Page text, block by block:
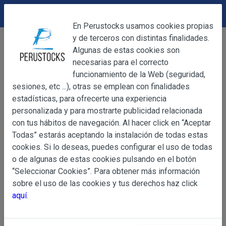
Alimentación
Chocolates
Chocolate Triangulo 30g
OBJETO
Información
Básica
sobre
de Datos
OBJETO
Las presentes Condiciones Generales regulan la
web www.perustocks.es, del que es titular ALBERT
YACARINE (en adelante, PERUSTOCKS).
La adquisición de cualesquiera de los productos
DEVOLUCIONES
En Perustocks usamos cookies propias
y de terceros con distintas finalidades.
Algunas de estas cookies son
necesarias para el correcto
funcionamiento de la Web (seguridad,
sesiones, etc ...), otras se emplean con finalidades
estadísticas, para ofrecerte una experiencia
personalizada y para mostrarte publicidad relacionada
con tus hábitos de navegación. Al hacer click en “Aceptar
Todas” estarás aceptando la instalación de todas estas
cookies. Si lo deseas, puedes configurar el uso de todas
o de algunas de estas cookies pulsando en el botón
“Seleccionar Cookies”. Para obtener más información
sobre el uso de las cookies y tus derechos haz click
aquí.